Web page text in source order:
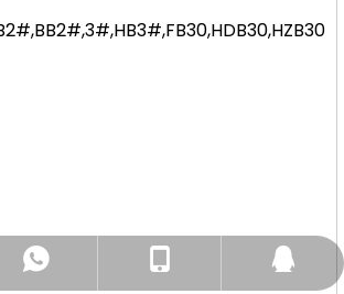
lisa@ruianshenhang.com
8618757720882
0086-13336982075